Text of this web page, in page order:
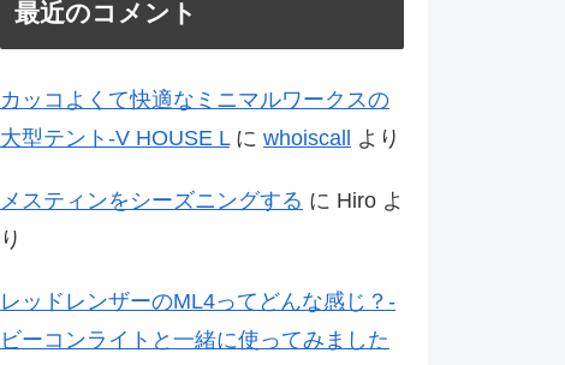
最近のコメント
カッコよくて快適なミニマルワークスの
大型テント-V HOUSE Lに whoiscall より
メスティンをシーズニングする に Hiro よ
り
レッドレンザーのML4ってどんな感じ？-
ビーコンライトと一緒に使ってみました